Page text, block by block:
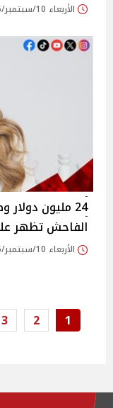
الأربعاء 10/سبتمبر/2025 - 07:36 ص
24 مليون
الفاحش تظهر
الأربعاء 10/سبتمبر/2025 - 01:07 ص
1
2
3